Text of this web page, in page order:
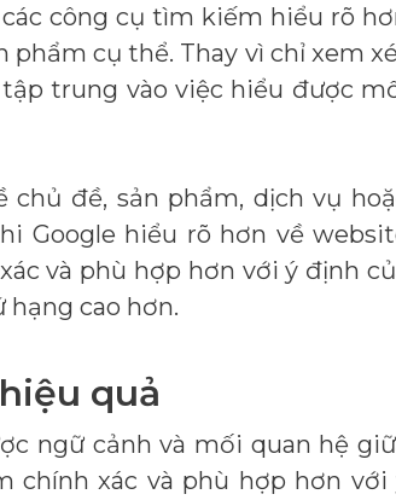
công cụ tìm kiếm hiểu rõ
cụ thể. Thay vì chỉ xem
trung vào việc hiểu được
đề, sản phẩm, dịch vụ
Google hiểu rõ hơn về
và phù hợp hơn với ý định
cao hơn.
quả
ngữ cảnh và mối quan hệ
chính xác và phù hợp hơn với